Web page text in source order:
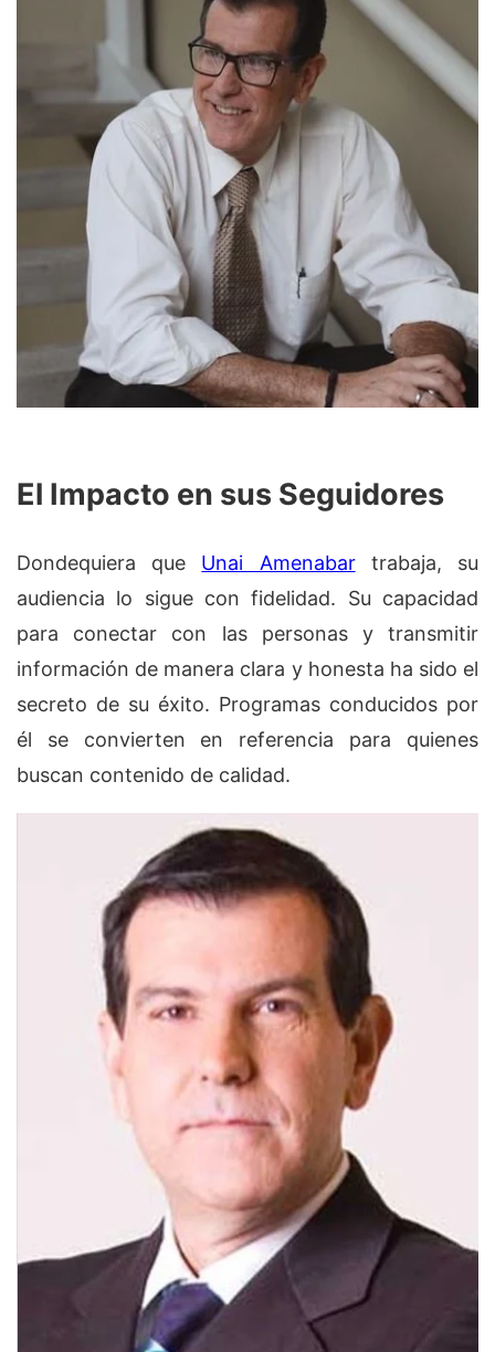
El Impacto en sus Seguidores
Dondequiera que Unai Amenabartrabaja, su
audiencia lo sigue con fidelidad. Su capacidad
para conectar con las personas y transmitir
información de manera clara y honesta ha sido el
secreto de su éxito. Programas conducidos por
él se convierten en referencia para quienes
buscan contenido de calidad.